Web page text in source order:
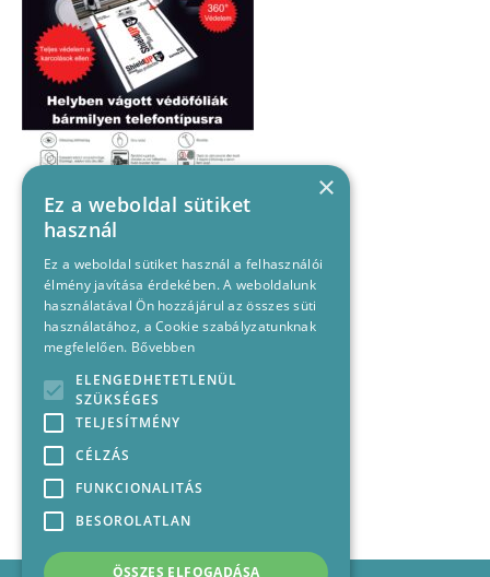
×
Ez a weboldal sütiket
használ
Ez a weboldal sütiket használ a felhasználói
élmény javítása érdekében. A weboldalunk
használatával Ön hozzájárul az összes süti
használatához, a Cookie szabályzatunknak
megfelelően. Bővebben
ELENGEDHETETLENÜL
SZÜKSÉGES
TELJESÍTMÉNY
CÉLZÁS
FUNKCIONALITÁS
BESOROLATLAN
ÖSSZES ELFOGADÁSA